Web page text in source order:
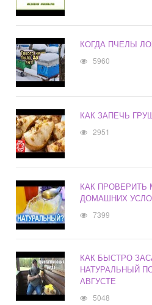
КОГДА ПЧЕЛЫ
5960
КАК ЗАПЕЧЬ
2951
КАК ПРОВЕРИТЬ
ДОМАШНИХ
7399
КАК БЫСТРО
НАТУРАЛЬНЫЙ
АВГУСТЕ
5048